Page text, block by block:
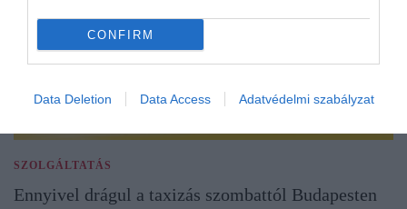
CONFIRM
Data Deletion Data Access Adatvédelmi szabályzat
SZOLGÁLTATÁS
Ennyivel drágul a taxizás szombattól Budapesten